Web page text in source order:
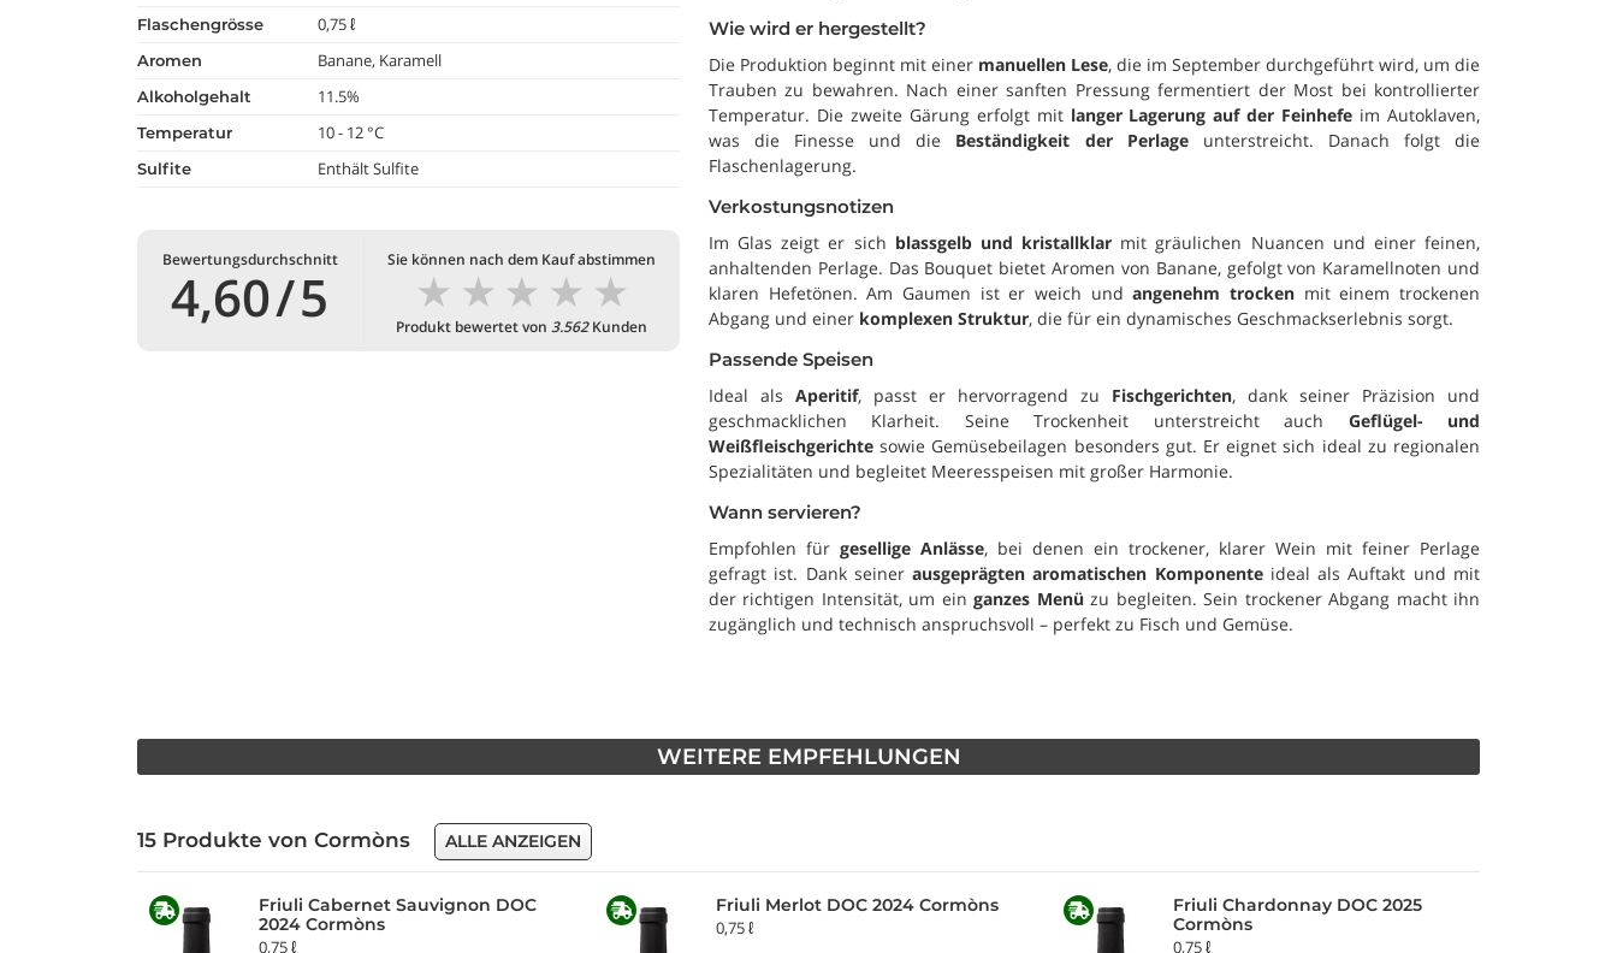
flaschengrösse 0,75 ℓ
aromen Banane, Karamell
alkoholgehalt 11.5%
temperatur 10 - 12 °C
Sulfite Enthält Sulfite
Bewertungsdurchschnitt
4,60/5
Sie können nach dem Kauf abstimmen
★
★
★
★
★
Produkt bewertet von3.562Kunden
Wie wird er hergestellt?
Die Produktion beginnt mit einer manuellen Lese, die im September durchgeführt wird, um die
Trauben zu bewahren. Nach einer sanften Pressung fermentiert der Most bei kontrollierter
Temperatur. Die zweite Gärung erfolgt mit langer Lagerung auf der Feinhefe im Autoklaven,
was die Finesse und die Beständigkeit der Perlageunterstreicht. Danach folgt die
Flaschenlagerung.
Verkostungsnotizen
Im Glas zeigt er sich blassgelb und kristallklar mit gräulichen Nuancen und einer feinen,
anhaltenden Perlage. Das Bouquet bietet Aromen von Banane, gefolgt von Karamellnoten und
klaren Hefetönen. Am Gaumen ist er weich undangenehm trocken mit einem trockenen
Abgang und einer komplexen Struktur, die für ein dynamisches Geschmackserlebnis sorgt.
Passende Speisen
Ideal als Aperitif, passt er hervorragend zu Fischgerichten, dank seiner Präzision und
geschmacklichen Klarheit. Seine Trockenheit unterstreicht auch Geflügel- und
Weißfleischgerichte sowie Gemüsebeilagen besonders gut. Er eignet sich ideal zu regionalen
Spezialitäten und begleitet Meeresspeisen mit großer Harmonie.
Wann servieren?
Empfohlen für gesellige Anlässe, bei denen ein trockener, klarer Wein mit feiner Perlage
gefragt ist. Dank seinerausgeprägten aromatischen Komponenteideal als Auftakt und mit
der richtigen Intensität, um einganzes Menü zu begleiten. Sein trockener Abgang macht ihn
zugänglich und technisch anspruchsvoll – perfekt zu Fisch und Gemüse.
WEITERE EMPFEHLUNGEN
15 Produkte von Cormòns ALLE ANZEIGEN
Friuli Cabernet Sauvignon DOC
2024 Cormòns
0,75 ℓ
Friuli Merlot DOC 2024 Cormòns
0,75 ℓ
Friuli Chardonnay DOC 2025
Cormòns
0,75 ℓ